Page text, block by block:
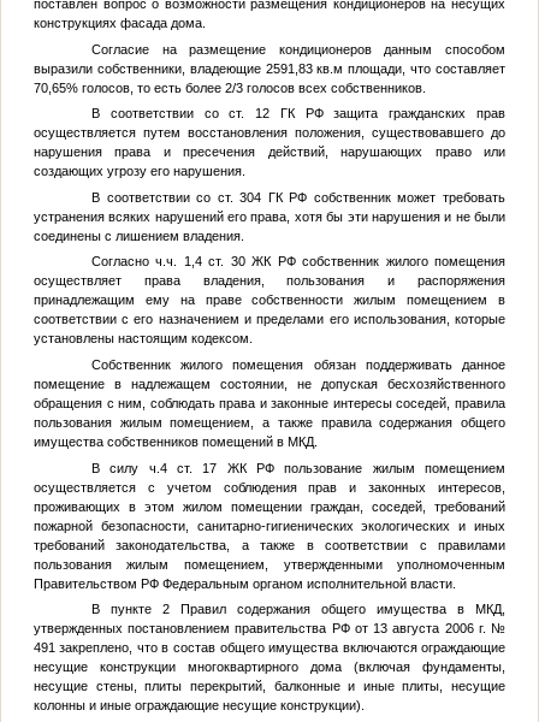
поставлен вопрос о возможности размещения кондиционеров на несущих
конструкциях фасада дома.
Согласие на размещение кондиционеров данным способом
выразили собственники, владеющие 2591,83 кв.м площади, что составляет
70,65% голосов, то есть более 2/3 голосов всех собственников.
В соответствии со ст. 12 ГК РФ защита гражданских прав
осуществляется путем восстановления положения, существовавшего до
нарушения права и пресечения действий, нарушающих право или
создающих угрозу его нарушения.
В соответствии со ст. 304 ГК РФ собственник может требовать
устранения всяких нарушений его права, хотя бы эти нарушения и не были
соединены с лишением владения.
Согласно ч.ч. 1,4 ст. 30 ЖК РФ собственник жилого помещения
осуществляет права владения, пользования и распоряжения
принадлежащим ему на праве собственности жилым помещением в
соответствии с его назначением и пределами его использования, которые
установлены настоящим кодексом.
Собственник жилого помещения обязан поддерживать данное
помещение в надлежащем состоянии, не допуская бесхозяйственного
обращения с ним, соблюдать права и законные интересы соседей, правила
пользования жилым помещением, а также правила содержания общего
имущества собственников помещений в МКД.
В силу ч.4 ст. 17 ЖК РФ пользование жилым помещением
осуществляется с учетом соблюдения прав и законных интересов,
проживающих в этом жилом помещении граждан, соседей, требований
пожарной безопасности, санитарно-гигиенических экологических и иных
требований законодательства, а также в соответствии с правилами
пользования жилым помещением, утвержденными уполномоченным
Правительством РФ Федеральным органом исполнительной власти.
В пункте 2 Правил содержания общего имущества в МКД,
утвержденных постановлением правительства РФ от 13 августа 2006 г. №
491 закреплено, что в состав общего имущества включаются ограждающие
несущие конструкции многоквартирного дома (включая фундаменты,
несущие стены, плиты перекрытий, балконные и иные плиты, несущие
колонны и иные ограждающие несущие конструкции).